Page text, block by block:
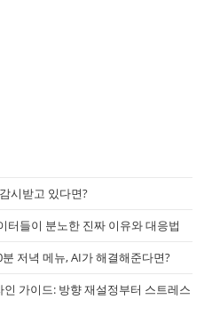
시받고 있다면?
터들이 분노한 진짜 이유와 대응법
저녁 메뉴, AI가 해결해준다면?
가이드: 방향 재설정부터 스트레스